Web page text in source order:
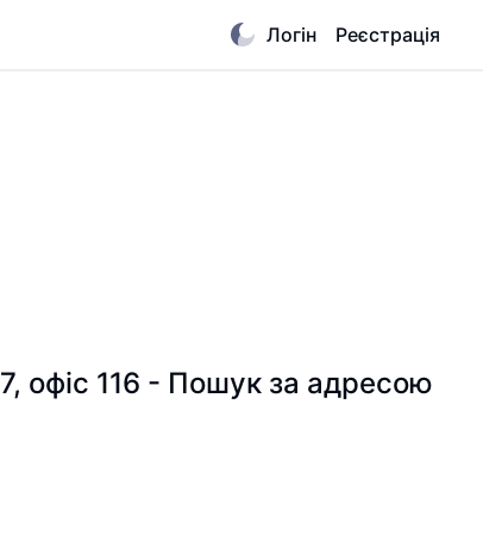
Логін Реєстрація
офіс 116 - Пошук за адресою